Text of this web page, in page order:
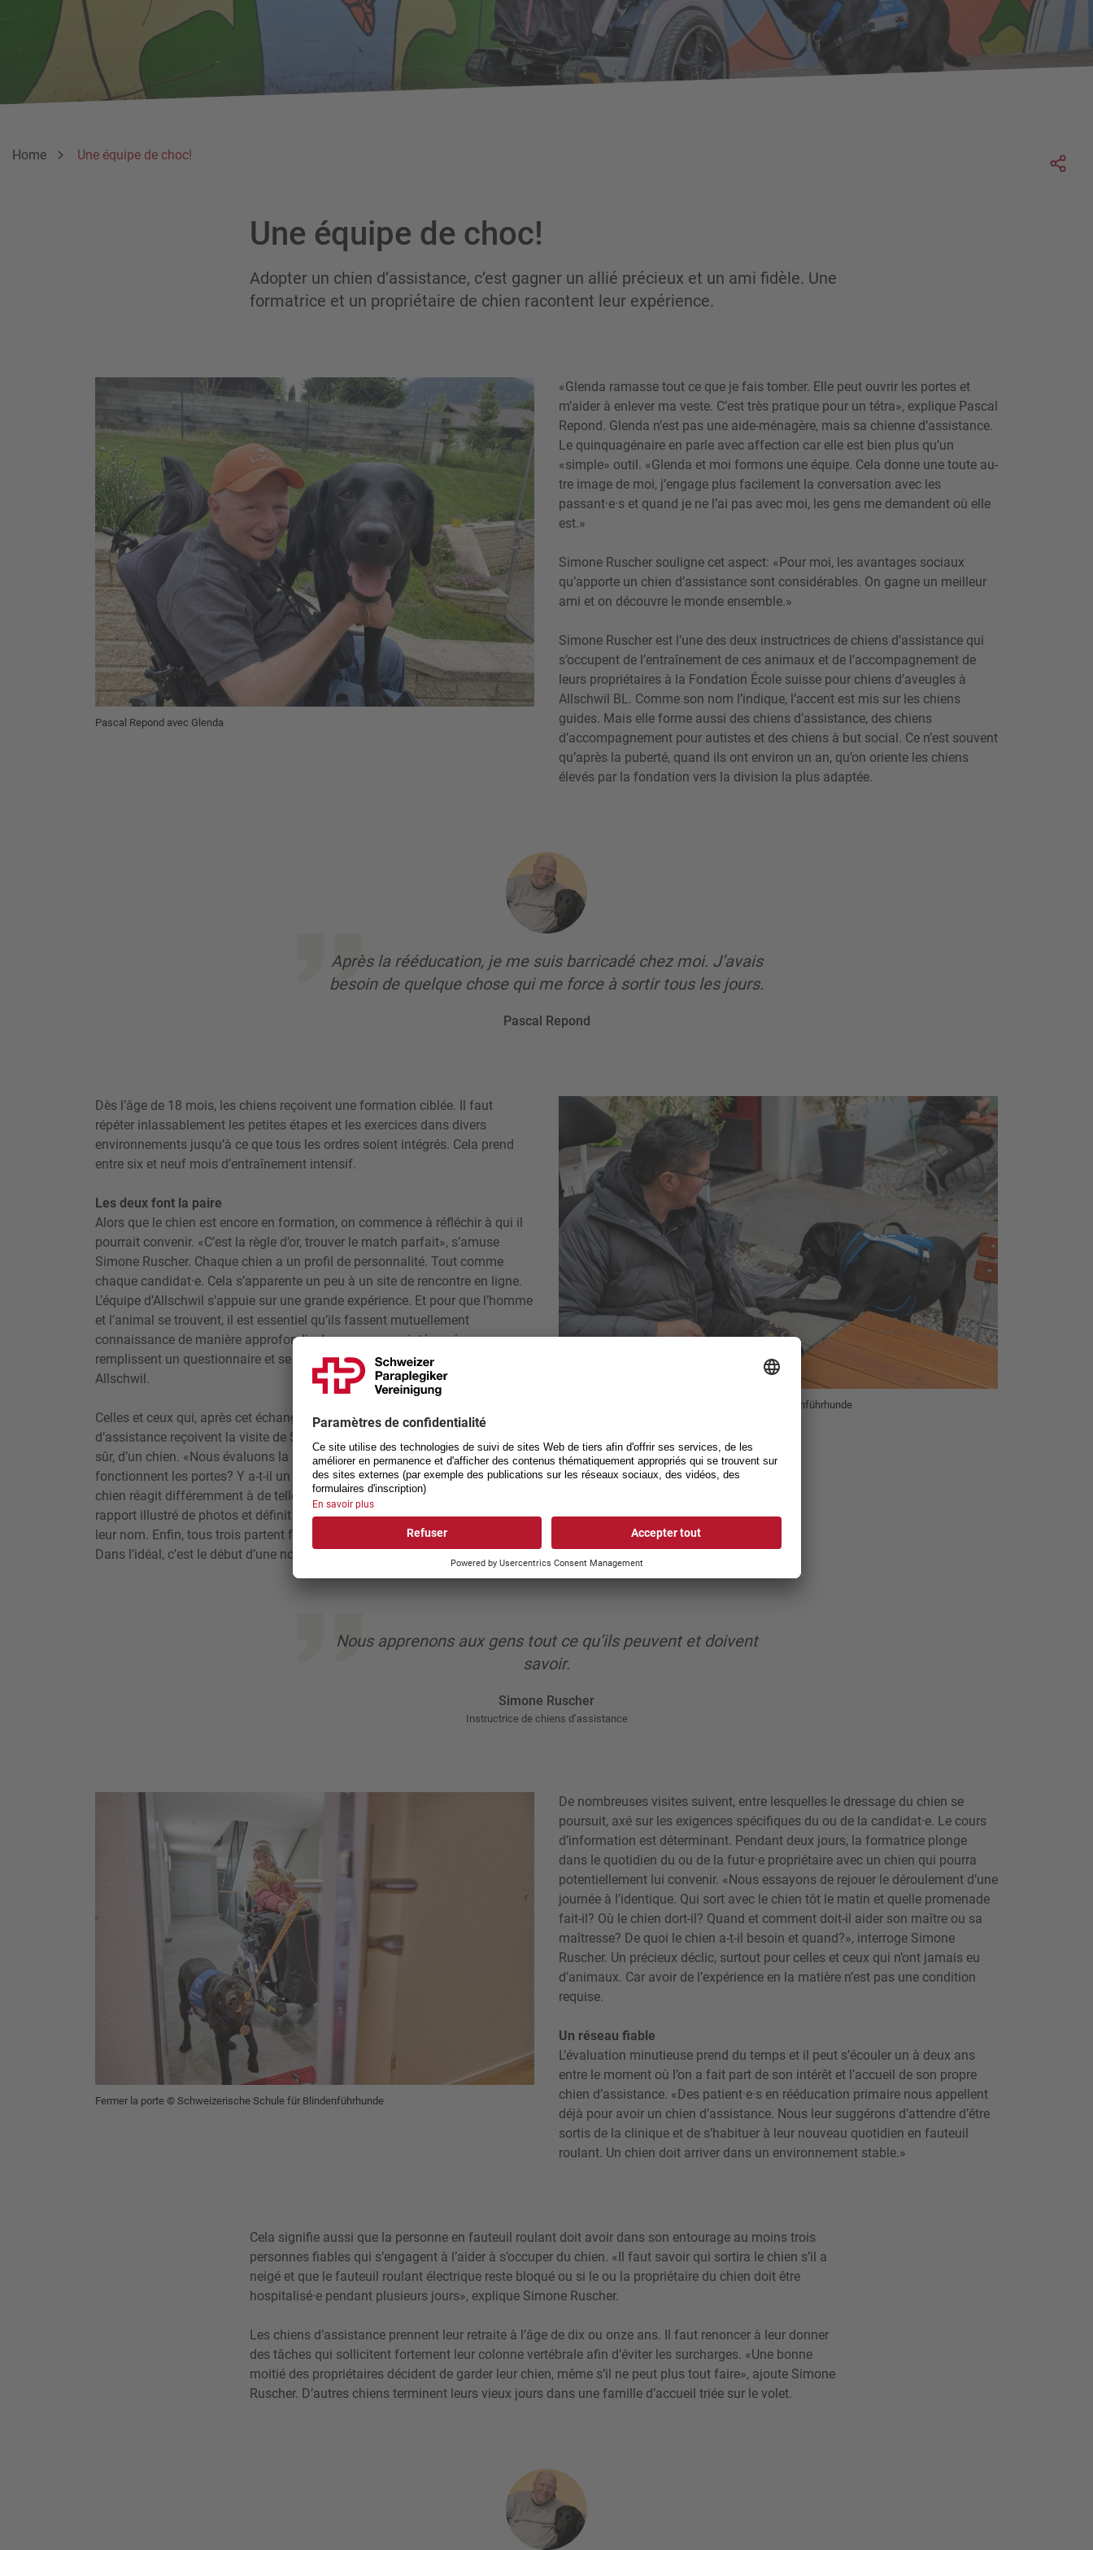
Breadcrumb
Vous êtes ici:
Home Une équipe de choc!
Une équipe de choc!
Adopter un chien d’assistance, c’est gagner un allié précieux et un ami fidèle. Une
formatrice et un propriétaire de chien racontent leur expérience.
Pascal Repond avec Glenda
«Glenda ramasse tout ce que je fais tomber. Elle peut ouvrir les portes et
m’aider à enlever ma veste. C’est très pratique pour un tétra», explique Pascal
Repond. Glenda n’est pas une aide-ménagère, mais sa chienne d’as­sistance.
Le quinquagénaire en parle avec affection car elle est bien plus qu’un
«simple» outil. «Glenda et moi formons une équipe. Cela donne une toute au­
tre image de moi, j’engage plus facilement la conversation avec les
passant·e·s et quand je ne l’ai pas avec moi, les gens me demandent où elle
est.»
Simone Ruscher souligne cet aspect: «Pour moi, les avantages sociaux
qu’apporte un chien d’as­sistance sont considérables. On gagne un meil­leur
ami et on découvre le monde ensemble.»
Simone Ruscher est l’une des deux instruc­trices de chiens d’assistance qui
s’occupent de l’entraînement de ces animaux et de l’accompagnement de
leurs propriétaires à la Fondation École suisse pour chiens d’a­veugles à
Allschwil BL. Comme son nom l’indique, l’accent est mis sur les chiens
guides. Mais elle forme aussi des chiens d’assistance, des chiens
d’accompagnement pour autistes et des chiens à but social. Ce n’est souvent
qu’après la puberté, quand ils ont environ un an, qu’on oriente les chiens
élevés par la fondation vers la division la plus adaptée.
Après la rééducation, je me suis bar­ricadé chez moi. J’avais
besoin de quelque chose qui me force à sortir tous les jours.
Pascal Repond
Enlever la veste © Schweizerische Schule für Blindenführhunde
Dès l’âge de 18 mois, les chiens reçoivent une formation ciblée. Il faut
répéter inlassablement les petites étapes et les exercices dans divers
environnements jusqu’à ce que tous les ordres soient intégrés. Cela prend
entre six et neuf mois d’entraînement intensif.
Les deux font la paire
Alors que le chien est encore en formation, on commence à réfléchir à qui il
pourrait convenir. «C’est la règle d’or, trouver le match parfait», s’amuse
Simone Ruscher. Chaque chien a un profil de personnalité. Tout comme
chaque candidat·e. Cela s’apparente un peu à un site de rencontre en ligne.
L’équipe d’Allschwil s’appuie sur une grande expérience. Et pour que l’homme
et l’animal se trouvent, il est essentiel qu’ils fassent mutuellement
connaissance de ma­­nière approfondie. Les personnes intéressées
remplissent un questionnaire et se ren­dent au siège de la fondation à
Allschwil.
Celles et ceux qui, après cet échange, sont toujours intéressé·e·s par un chien
d’assistance reçoivent la visite de Simone Ruscher ou de sa collègue et, bien
sûr, d’un chien. «Nous évaluons la situation sur place. Com­ment
fonctionnent les portes? Y a-t-il un monte-escalier? Fait-il du bruit? Chaque
chien réagit différemment à de telles con­ditions.» La formatrice rédige un
rapport illustré de photos et définit les objets que le chien doit connaître par
leur nom. En­fin, tous trois partent faire une première promenade ensemble.
Dans l’idéal, c’est le début d’une nouvelle amitié.
Nous apprenons aux gens tout ce qu’ils peuvent et doivent
savoir.
Simone Ruscher
Instruc­trice de chiens d’assistance
Fermer la porte © Schweizerische Schule für Blindenführhunde
De nombreuses visites suivent, entre lesquelles le dressage du chien se
poursuit, axé sur les exigences spécifiques du ou de la candidat·e. Le cours
d’information est déterminant. Pendant deux jours, la formatrice plonge
dans le quotidien du ou de la futur·e propriétaire avec un chien qui pourra
potentiellement lui convenir. «Nous essayons de rejouer le déroulement d’une
journée à l’identique. Qui sort avec le chien tôt le matin et quelle promenade
fait-il? Où le chien dort-il? Quand et comment doit-il aider son maître ou sa
maîtresse? De quoi le chien a-t-il besoin et quand?», interroge Simone
Ruscher. Un précieux déclic, surtout pour celles et ceux qui n’ont jamais eu
d’animaux. Car avoir de l’expérience en la matière n’est pas une condition
requise.
Un réseau fiable
L’évaluation minutieuse prend du temps et il peut s’écouler un à deux ans
entre le moment où l’on a fait part de son intérêt et l’accueil de son propre
chien d’assistance. «Des patient·e·s en rééducation primaire nous appellent
déjà pour avoir un chien d’assistance. Nous leur suggérons d’attendre d’être
sortis de la clinique et de s’habituer à leur nouveau quotidien en fauteuil
roulant. Un chien doit arriver dans un environnement stable.»
Cela signifie aussi que la personne en fauteuil roulant doit avoir dans son entourage au moins trois
personnes fiables qui s’engagent à l’aider à s’occuper du chien. «Il faut savoir qui sortira le chien s’il a
neigé et que le fauteuil roulant électrique reste bloqué ou si le ou la propriétaire du chien doit être
hospitalisé·e pendant plusieurs jours», explique Simone Ruscher.
Les chiens d’assistance prennent leur retraite à l’âge de dix ou onze ans. Il faut renoncer à leur donner
des tâches qui sollicitent fortement leur colonne vertébrale afin d’éviter les surcharges. «Une bonne
moitié des propriétaires décident de garder leur chien, même s’il ne peut plus tout faire», ajoute Simone
Ruscher. D’autres chiens terminent leurs vieux jours dans une famille d’accueil triée sur le volet.